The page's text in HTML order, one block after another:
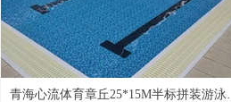
青海心流体育章丘25*15M半标拼装游泳